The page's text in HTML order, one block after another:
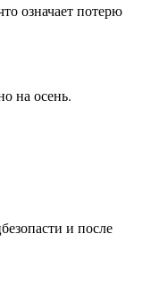
означает потерю
на осень.
и после